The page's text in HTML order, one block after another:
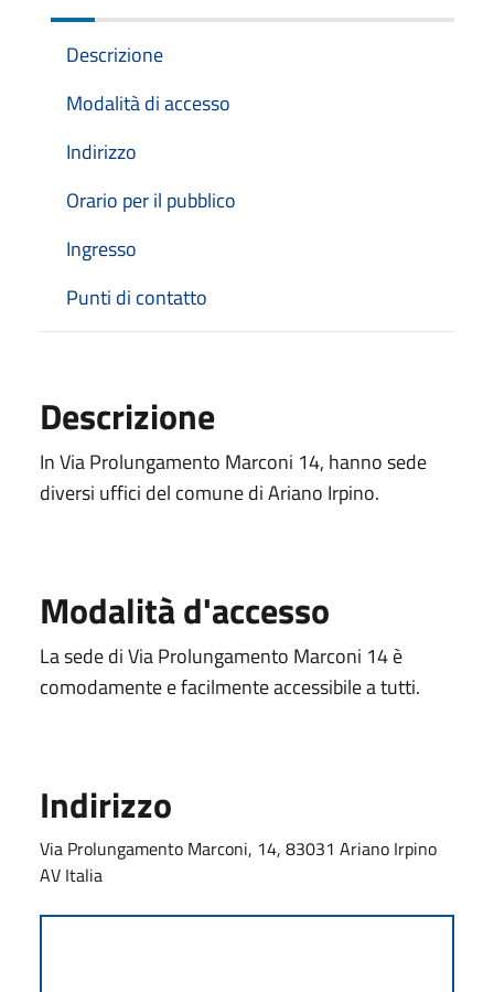
Descrizione
Modalità di accesso
Indirizzo
Orario per il pubblico
Ingresso
Punti di contatto
Descrizione
In Via Prolungamento Marconi 14, hanno sede
diversi uffici del comune di Ariano Irpino.
Modalità d'accesso
La sede di Via Prolungamento Marconi 14 è
comodamente e facilmente accessibile a tutti.
Indirizzo
Via Prolungamento Marconi, 14, 83031 Ariano Irpino
AV Italia